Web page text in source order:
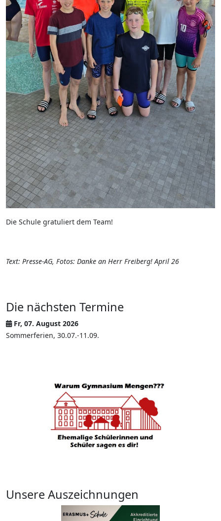
Die Schule gratuliert dem Team!
Text: Presse-AG, Fotos: Danke an Herr Freiberg! April 26
Die nächsten Termine
Fr, 07. August 2026
Sommerferien, 30.07.-11.09.
Unsere Auszeichnungen